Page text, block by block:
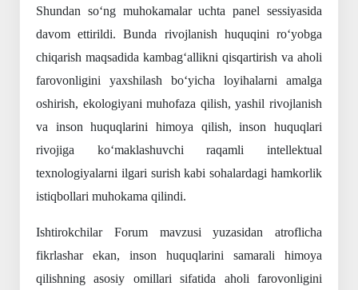
Shundan so‘ng muhokamalar uchta panel sessiyasida
davom ettirildi. Bunda rivojlanish huquqini ro‘yobga
chiqarish maqsadida kambag‘allikni qisqartirish va aholi
farovonligini yaxshilash bo‘yicha loyihalarni amalga
oshirish, ekologiyani muhofaza qilish, yashil rivojlanish
va inson huquqlarini himoya qilish, inson huquqlari
rivojiga ko‘maklashuvchi raqamli intellektual
texnologiyalarni ilgari surish kabi sohalardagi hamkorlik
istiqbollari muhokama qilindi.
Ishtirokchilar Forum mavzusi yuzasidan atroflicha
fikrlashar ekan, inson huquqlarini samarali himoya
qilishning asosiy omillari sifatida aholi farovonligini